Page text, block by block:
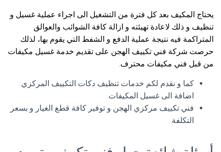
يحتاج المكيف بعد كل فترة من التشغيل الى اجراء عملية غسيل و
تنظيف و ذلك لاعادة تهيئته و ازالة كافة الشوائب والعوالق
المتراكمة فيه نتيجة عملية الدفع و الشفط التي يقوم بها، لذلك
حرصت شركة فني تكييف الهجن على تقديم خدمة غسيل مكيفات
من قبل فني مكيفات محترف.
كما و نقدم لكم خدمات تنظيف دكات التكييف المركزي
اضافة الى غسيل المكيفات.
فني تكييف مركزي الهجن و توفير كافة قطع الغيار و بسعر
التكلفة.